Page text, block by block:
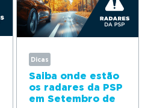
Dicas
Saiba onde estão
os radares da PSP
em Setembro de